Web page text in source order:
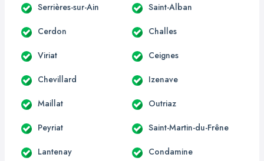
Serrières-sur-Ain Saint-Alban
Cerdon Challes
Viriat Ceignes
Chevillard Izenave
Maillat Outriaz
Peyriat Saint-Martin-du-Frêne
Lantenay Condamine